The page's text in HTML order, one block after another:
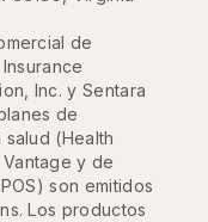
de
Inc. y Sentara
de
(Health
y de
son emitidos
Los productos